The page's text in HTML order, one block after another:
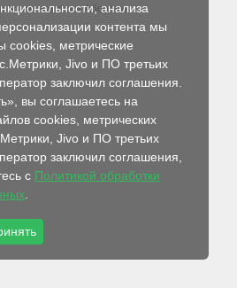
магазин Абсолют
анализа
контента мы
cookies, метрические
Jivo и ПО третьих
заключил соглашения.
вы соглашаетесь на
cookies, метрических
Jivo и ПО третьих
заключил соглашения,
с Политикой обработки